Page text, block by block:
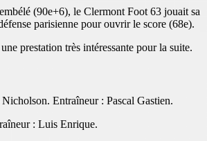
(90e+6), le Clermont Foot 63 jouait sa
parisienne pour ouvrir le score (68e).
prestation très intéressante pour la suite.
Entraîneur : Pascal Gastien.
: Luis Enrique.